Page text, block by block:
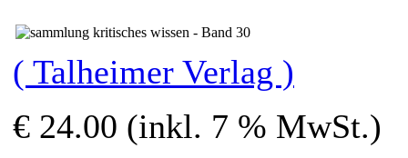
( Talheimer Verlag )
€ 24.00 (inkl. 7 % MwSt.)